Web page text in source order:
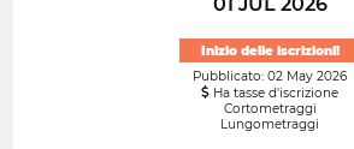
Inizio delle iscrizioni!
Pubblicato: 02 May 2026
Ha tasse d'iscrizione
Cortometraggi
Lungometraggi